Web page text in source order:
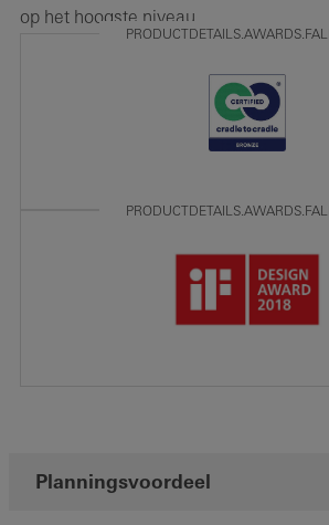
op het hoogste niveau.
Planningsvoordeel